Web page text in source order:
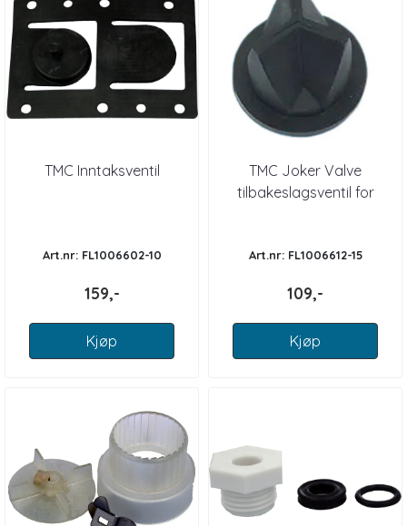
TMC Inntaksventil
Art.nr: FL1006602-10
159,-
Kjøp
TMC Joker Valve
tilbakeslagsventil for
Art.nr: FL1006612-15
109,-
Kjøp